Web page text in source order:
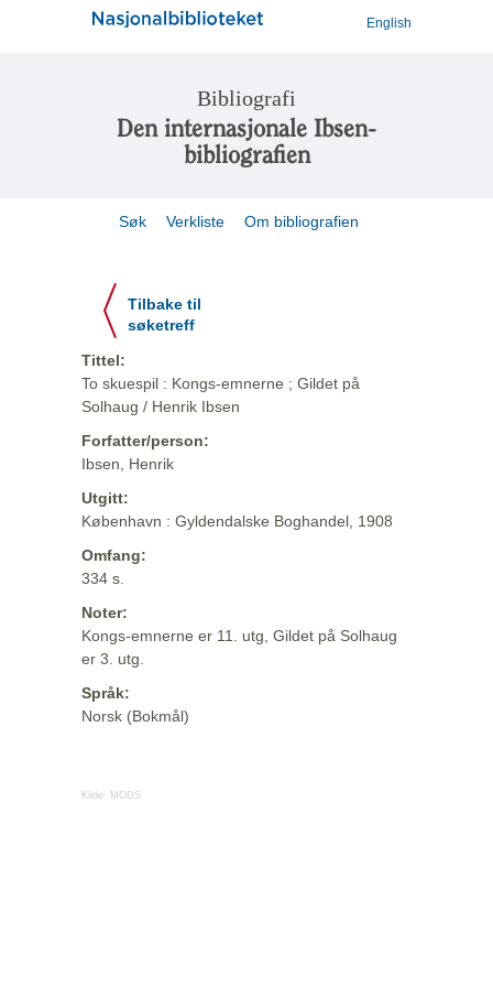
English
Bibliografi
Den internasjonale Ibsen-
bibliografien
Søk Verkliste Om bibliografien
Tilbake til
søketreff
Tittel:
To skuespil : Kongs-emnerne ; Gildet på
Solhaug / Henrik Ibsen
Forfatter/person:
Ibsen, Henrik
Utgitt:
København : Gyldendalske Boghandel, 1908
Omfang:
334 s.
Noter:
Kongs-emnerne er 11. utg, Gildet på Solhaug
er 3. utg.
Språk:
Norsk (Bokmål)
Kilde: MODS